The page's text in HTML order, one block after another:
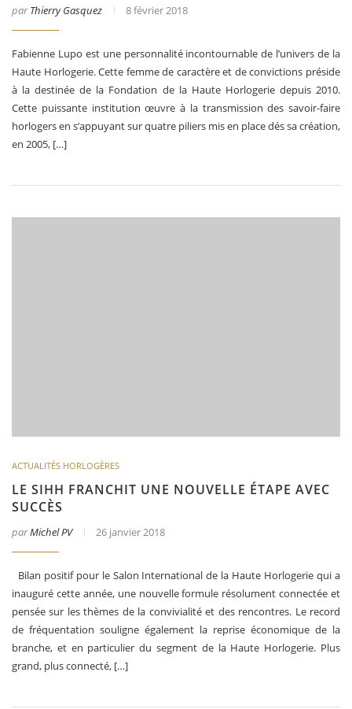
parThierry Gasquez 8 février 2018
Fabienne Lupo est une personnalité incontournable de l’univers de la
Haute Horlogerie. Cette femme de caractère et de convictions préside
à la destinée de la Fondation de la Haute Horlogerie depuis 2010.
Cette puissante institution œuvre à la transmission des savoir-faire
horlogers en s’appuyant sur quatre piliers mis en place dés sa création,
en 2005, […]
ACTUALITÉS HORLOGÈRES
LE SIHH FRANCHIT UNE NOUVELLE ÉTAPE AVEC
SUCCÈS
parMichel PV 26 janvier 2018
Bilan positif pour le Salon International de la Haute Horlogerie qui a
inauguré cette année, une nouvelle formule résolument connectée et
pensée sur les thèmes de la convivialité et des rencontres. Le record
de fréquentation souligne également la reprise économique de la
branche, et en particulier du segment de la Haute Horlogerie. Plus
grand, plus connecté, […]